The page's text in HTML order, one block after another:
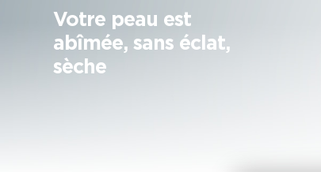
Votre peau est
abîmée, sans éclat,
sèche